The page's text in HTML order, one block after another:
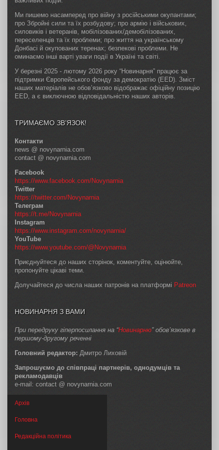
Ми пишемо насамперед про війну з російськими окупантами;
про Збройні сили та їх розбудову; про армію і військових,
силовиків і ветеранів, мобілізованих/демобілізованих,
переселенців та їх проблеми; про життя на українському
Донбасі й окупованих теренах; безпекові проблеми. Не
оминаємо інші варті уваги події в Україні та світі.
У березні 2025 - лютому 2026 року “Новинарня” працює за
підтримки Європейського фонду за демократію (EED). Зміст
наших матеріалів не обов’язково відображає офіційну позицію
EED, а є виключною відповідальністю наших авторів.
ТРИМАЄМО ЗВ’ЯЗОК!
Контакти
news @ novynarnia.com
contact @ novynarnia.com
Facebook
https://www.facebook.com/Novynarnia
Twitter
https://twitter.com/Novynarnia
Телеграм
https://t.me/Novynarnia
Instagram
https://www.instagram.com/novynarnia/
YouTube
https://www.youtube.com/@Novynarnia
Приєднуйтеся до наших сторінок, коментуйте, оцінюйте,
пропонуйте цікаві теми.
Долучайтеся до числа наших патронів на платформі Patreon
НОВИНАРНЯ З ВАМИ
При передруку гіперпосилання на “Новинарню” обов’язкове в
першому-другому реченні
Головний редактор: Дмитро Лиховій
Запрошуємо до співпраці партнерів, однодумців та
рекламодавців
e-mail: contact @ novynarnia.com
Архів
Головна
Редакційна політика